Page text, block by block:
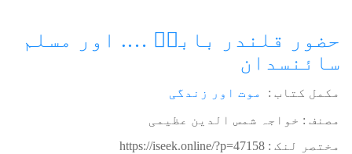
حضور قلندر باباؒ …. اور مسلم
سائنسدان
مکمل کتاب : موت اور زندگی
مصنف : خواجہ شمس الدین عظیمی
مختصر لنک : https://iseek.online/?p=47158